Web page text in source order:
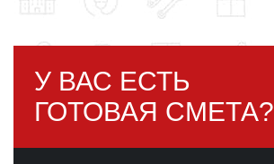
У ВАС ЕСТЬ
ГОТОВАЯ СМЕТА?